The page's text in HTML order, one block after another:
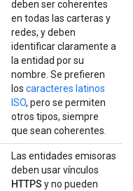
deben ser coherentes
en todas las carteras y
redes, y deben
identificar claramente a
la entidad por su
nombre. Se prefieren
los caracteres latinos
ISO, pero se permiten
otros tipos, siempre
que sean coherentes.
Las entidades emisoras
deben usar vínculos
HTTPS y no pueden